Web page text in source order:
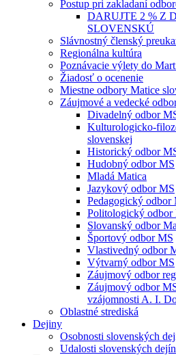
Postup pri zakladaní
DARUJTE 2 % Z
SLOVENSKÚ
Slávnostný členský
Regionálna kultúra
Poznávacie výlety do
Žiadosť o ocenenie
Miestne odbory Matice
Záujmové a vedecké
Divadelný odbor
Kulturologicko-
slovenskej
Historický odbor
Hudobný odbor MS
Mladá Matica
Jazykový odbor MS
Pedagogický odbor
Politologický odbor
Slovanský odbor
Športový odbor MS
Vlastivedný odbor
Výtvarný odbor MS
Záujmový odbor
Záujmový odbor
vzájomnosti A. I.
Oblastné strediská
Dejiny
Osobnosti slovenských
Udalosti slovenských dejín